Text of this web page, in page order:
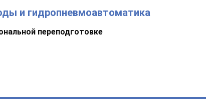
и гидропневмоавтоматика
переподготовке